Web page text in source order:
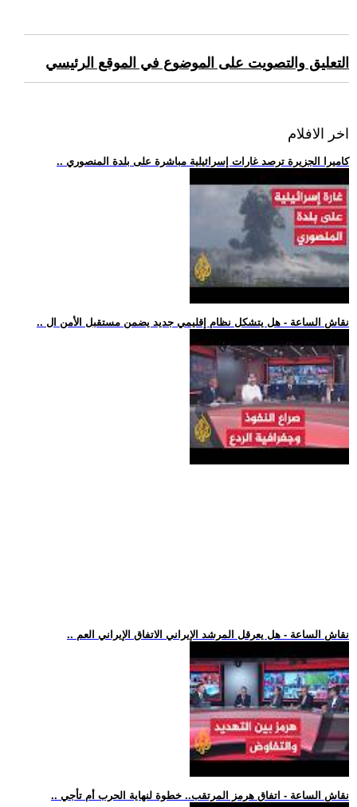
التعليق والتصويت على الموضوع في الموقع الرئيسي
اخر الافلام
.. كاميرا الجزيرة ترصد غارات إسرائيلية مباشرة على بلدة المنصوري
.. نقاش الساعة - هل يتشكل نظام إقليمي جديد يضمن مستقبل الأمن ال
.. نقاش الساعة - هل يعرقل المرشد الإيراني الاتفاق الإيراني العم
.. نقاش الساعة - اتفاق هرمز المرتقب.. خطوة لنهاية الحرب أم تأجي